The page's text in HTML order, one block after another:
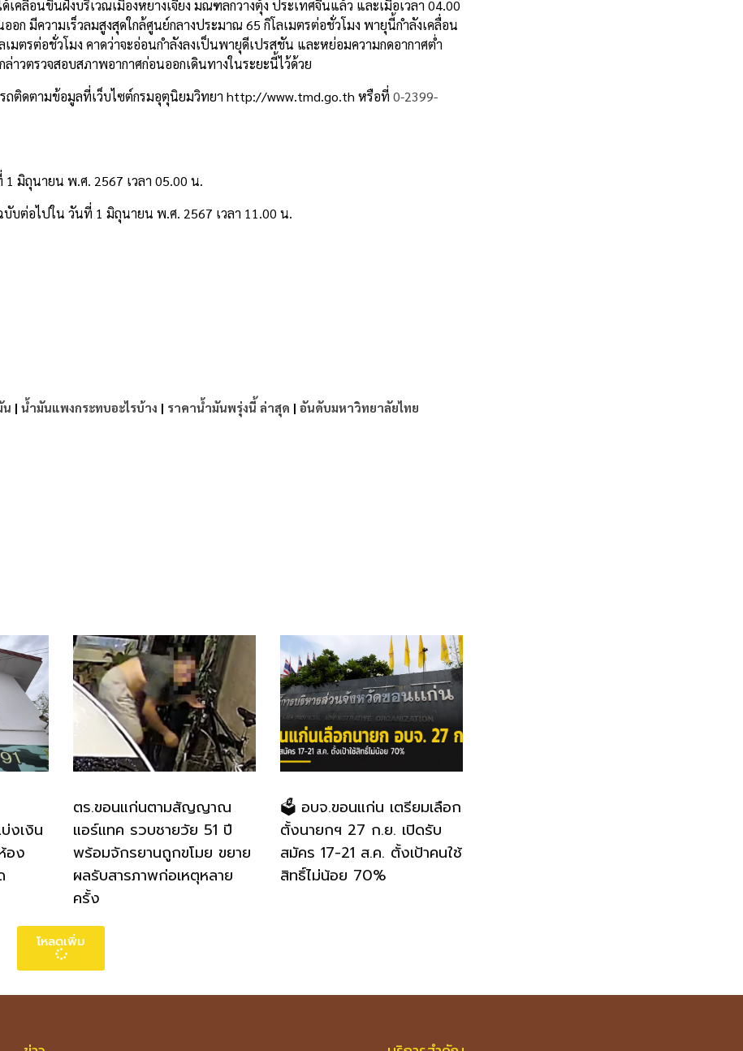
คลื่อนขึ้นฝั่งบริเวณเมืองหยางเจียง มณฑลกวางตุ้ง ประเทศจีนแล้ว และเมื่อเวลา 04.00
ออก มีความเร็วลมสูงสุดใกล้ศูนย์กลางประมาณ 65 กิโลเมตรต่อชั่วโมง พายุนี้กำลังเคลื่อน
มตรต่อชั่วโมง คาดว่าจะอ่อนกำลังลงเป็นพายุดีเปรสชัน และหย่อมความกดอากาศต่ำ
าวตรวจสอบสภาพอากาศก่อนออกเดินทางในระยะนี้ไว้ด้วย
ถติดตามข้อมูลที่เว็บไซต์กรมอุตุนิยมวิทยา http://www.tmd.go.th หรือที่ 0-2399-
มิถุนายน พ.ศ. 2567 เวลา 05.00 น.
บต่อไปใน วันที่ 1 มิถุนายน พ.ศ. 2567 เวลา 11.00 น.
น | น้ำมันแพงกระทบอะไรบ้าง | ราคาน้ำมันพรุ่งนี้ ล่าสุด | อันดับมหาวิทยาลัยไทย
งเงิน
อง
ตร.ขอนแก่นตามสัญญาณ
แอร์แทค รวบชายวัย 51 ปี
พร้อมจักรยานถูกขโมย ขยาย
ผลรับสารภาพก่อเหตุหลาย
ครั้ง
🗳️ อบจ.ขอนแก่น เตรียมเลือก
ตั้งนายกฯ 27 ก.ย. เปิดรับ
สมัคร 17-21 ส.ค. ตั้งเป้าคนใช้
สิทธิ์ไม่น้อย 70%
โหลดเพิ่ม